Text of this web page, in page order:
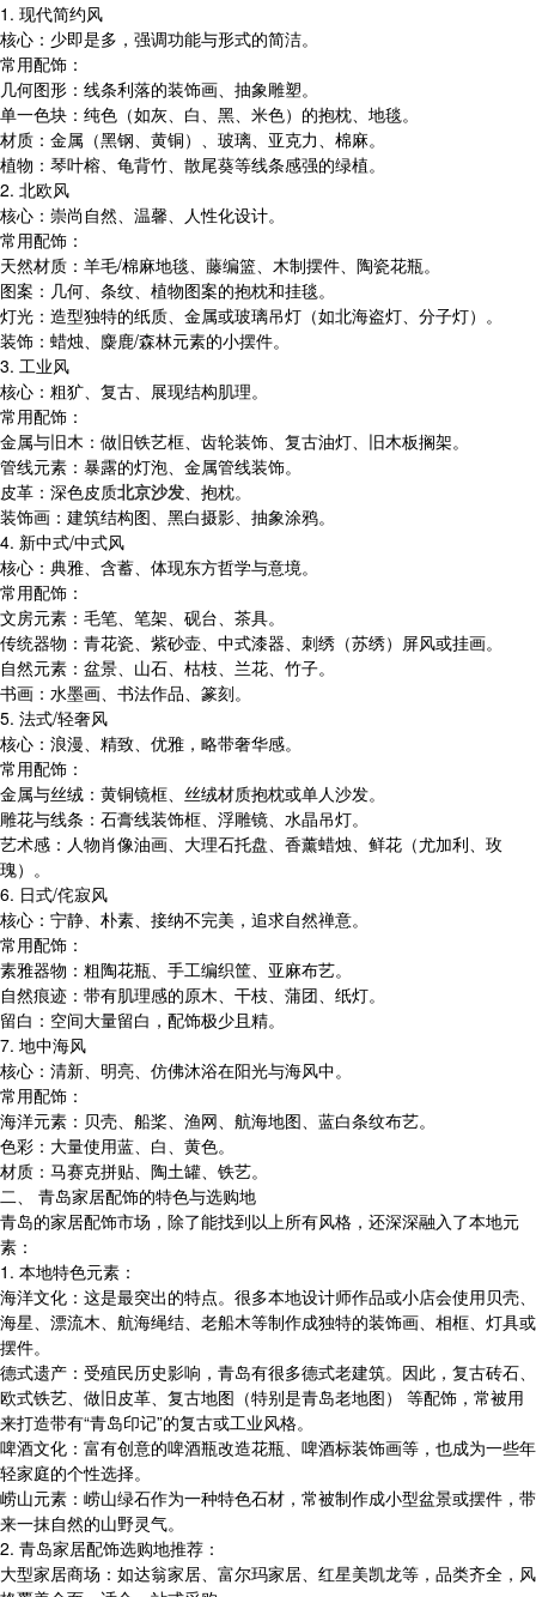
1. 现代简约风
核心：少即是多，强调功能与形式的简洁。
常用配饰：
几何图形：线条利落的装饰画、抽象雕塑。
单一色块：纯色（如灰、白、黑、米色）的抱枕、地毯。
材质：金属（黑钢、黄铜）、玻璃、亚克力、棉麻。
植物：琴叶榕、龟背竹、散尾葵等线条感强的绿植。
2. 北欧风
核心：崇尚自然、温馨、人性化设计。
常用配饰：
天然材质：羊毛/棉麻地毯、藤编篮、木制摆件、陶瓷花瓶。
图案：几何、条纹、植物图案的抱枕和挂毯。
灯光：造型独特的纸质、金属或玻璃吊灯（如北海盗灯、分子灯）。
装饰：蜡烛、麋鹿/森林元素的小摆件。
3. 工业风
核心：粗犷、复古、展现结构肌理。
常用配饰：
金属与旧木：做旧铁艺框、齿轮装饰、复古油灯、旧木板搁架。
管线元素：暴露的灯泡、金属管线装饰。
皮革：深色皮质北京沙发、抱枕。
装饰画：建筑结构图、黑白摄影、抽象涂鸦。
4. 新中式/中式风
核心：典雅、含蓄、体现东方哲学与意境。
常用配饰：
文房元素：毛笔、笔架、砚台、茶具。
传统器物：青花瓷、紫砂壶、中式漆器、刺绣（苏绣）屏风或挂画。
自然元素：盆景、山石、枯枝、兰花、竹子。
书画：水墨画、书法作品、篆刻。
5. 法式/轻奢风
核心：浪漫、精致、优雅，略带奢华感。
常用配饰：
金属与丝绒：黄铜镜框、丝绒材质抱枕或单人沙发。
雕花与线条：石膏线装饰框、浮雕镜、水晶吊灯。
艺术感：人物肖像油画、大理石托盘、香薰蜡烛、鲜花（尤加利、玫
瑰）。
6. 日式/侘寂风
核心：宁静、朴素、接纳不完美，追求自然禅意。
常用配饰：
素雅器物：粗陶花瓶、手工编织筐、亚麻布艺。
自然痕迹：带有肌理感的原木、干枝、蒲团、纸灯。
留白：空间大量留白，配饰极少且精。
7. 地中海风
核心：清新、明亮、仿佛沐浴在阳光与海风中。
常用配饰：
海洋元素：贝壳、船桨、渔网、航海地图、蓝白条纹布艺。
色彩：大量使用蓝、白、黄色。
材质：马赛克拼贴、陶土罐、铁艺。
二、 青岛家居配饰的特色与选购地
青岛的家居配饰市场，除了能找到以上所有风格，还深深融入了本地元
素：
1. 本地特色元素：
海洋文化：这是最突出的特点。很多本地设计师作品或小店会使用贝壳、
海星、漂流木、航海绳结、老船木等制作成独特的装饰画、相框、灯具或
摆件。
德式遗产：受殖民历史影响，青岛有很多德式老建筑。因此，复古砖石、
欧式铁艺、做旧皮革、复古地图（特别是青岛老地图） 等配饰，常被用
来打造带有“青岛印记”的复古或工业风格。
啤酒文化：富有创意的啤酒瓶改造花瓶、啤酒标装饰画等，也成为一些年
轻家庭的个性选择。
崂山元素：崂山绿石作为一种特色石材，常被制作成小型盆景或摆件，带
来一抹自然的山野灵气。
2. 青岛家居配饰选购地推荐：
大型家居商场：如达翁家居、富尔玛家居、红星美凯龙等，品类齐全，风